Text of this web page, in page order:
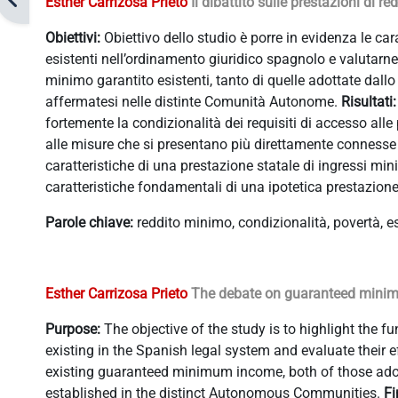
Obiettivi: Obiettivo dello studio è porre in evidenza le
esistenti nell’ordinamento giuridico spagnolo e
minimo garantito esistenti, tanto di quelle adottate
affermatesi nelle distinte Comunità Autonome. Risultati:
fortemente la condizionalità dei requisiti di accesso alle
alle misure che si presentano più direttamente
caratteristiche di una prestazione statale di ingressi
caratteristiche fondamentali di una ipotetica
Parole chiave: reddito minimo, condizionalità, povertà,
Esther Carrizosa Prieto The debate on guaranteed
Purpose: The objective of the study is to highlight the
existing in the Spanish legal system and evaluate their
existing guaranteed minimum income, both of those
established in the distinct Autonomous Communities.